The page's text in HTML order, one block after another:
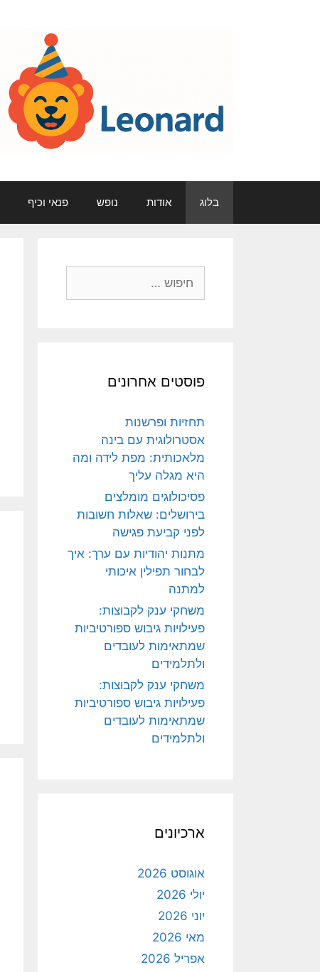
בלוג אודות נופש פנאי וכיף
פוסטים אחרונים
תחזיות ופרשנות
אסטרולוגית עם בינה
מלאכותית: מפת לידה ומה
היא מגלה עליך
פסיכולוגים מומלצים
בירושלים: שאלות חשובות
לפני קביעת פגישה
מתנות יהודיות עם ערך: איך
לבחור תפילין איכותי
למתנה
משחקי ענק לקבוצות:
פעילויות גיבוש ספורטיביות
שמתאימות לעובדים
ולתלמידים
משחקי ענק לקבוצות:
פעילויות גיבוש ספורטיביות
שמתאימות לעובדים
ולתלמידים
ארכיונים
אוגוסט 2026
יולי 2026
יוני 2026
מאי 2026
אפריל 2026